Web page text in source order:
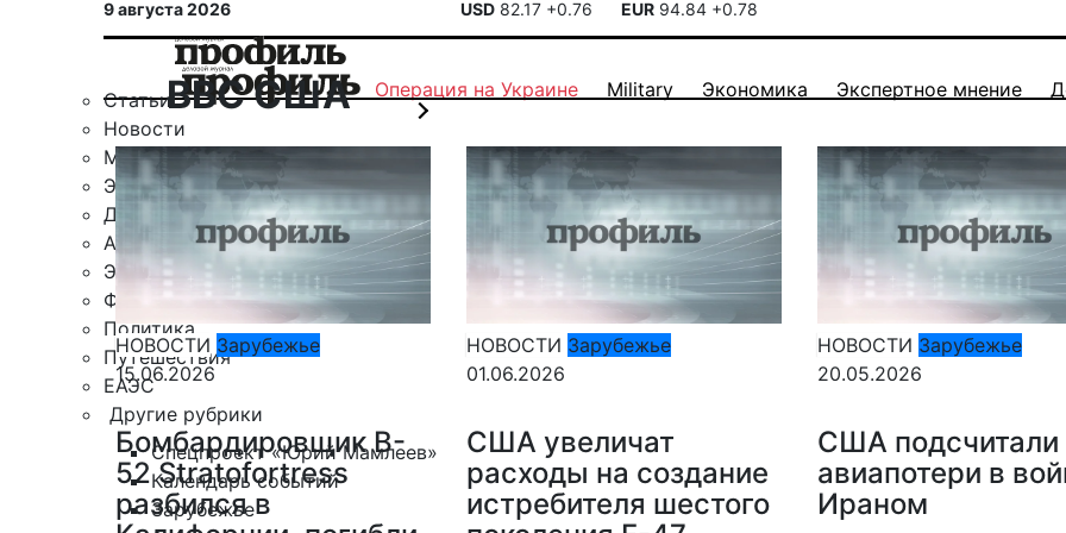
9 августа 2026 USD 82.17 +0.76 EUR 94.84 +0.78
Статьи
Новости
Military
Экспертное мнение
Деловой клуб
Автомобили
Экономика
Финансы
Политика
Путешествия
ЕАЭС
Другие рубрики
Спецпроект «Юрий Мамлеев»
Календарь событий
Зарубежье
Операция на Украине Military Экономика Экспертное мнение
ВВС США
НОВОСТИ Зарубежье
15.06.2026
Бомбардировщик B-
52 Stratofortress
разбился в
НОВОСТИ Зарубежье
01.06.2026
США увеличат
расходы на создание
истребителя шестого
НОВОСТИ Зарубежье
20.05.2026
США подсчитали
авиапотери в
Ираном